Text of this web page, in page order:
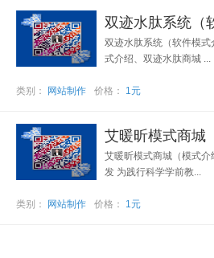
双迹水肽系统（
双迹水肽系统（软件模
式介绍、双迹水肽商城 ...
类别： 网站制作 价格： 1元
艾暖昕模式商城
艾暖昕模式商城（模式
发 为践行科学学前教...
类别： 网站制作 价格： 1元